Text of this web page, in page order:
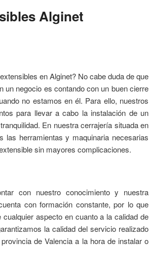
Alginet
en Alginet? No cabe duda de que
un negocio es contando con un buen cierre
no estamos en él. Para ello, nuestros
para llevar a cabo la instalación de un
En nuestra cerrajería situada en
herramientas y maquinaria necesarias
sin mayores complicaciones.
con nuestro conocimiento y nuestra
con formación constante, por lo que
aspecto en cuanto a la calidad de
la calidad del servicio realizado
de Valencia a la hora de instalar o